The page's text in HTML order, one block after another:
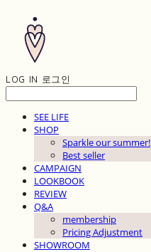
LOG IN 로그인
SEE LIFE
SHOP
Sparkle our summer!
Best seller
CAMPAIGN
LOOKBOOK
REVIEW
Q&A
membership
Pricing Adjustment
SHOWROOM